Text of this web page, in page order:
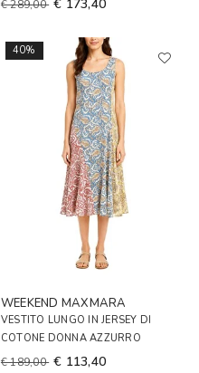
€ 289,00 € 173,40
40%
WEEKEND MAXMARA
VESTITO LUNGO IN JERSEY DI
COTONE DONNA AZZURRO
€ 189,00 € 113,40